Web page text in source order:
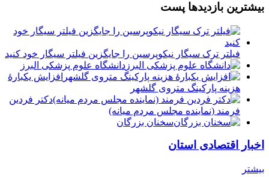
بیشترین بازدیدها پست
فیلتر ترک سیگار نیکوپرسین را جایگزین فیلتر سیگار خود کنید
دانشگاه علوم پزشکی البرز
افزایش یکبارۀ
هزینه پارکینگ متروی گلشهر
دكتر فردين
فرمند (نماينده مجلس مردم میانه)
سخنان بزرگان
اخبار اقتصادی استان
بیشتر